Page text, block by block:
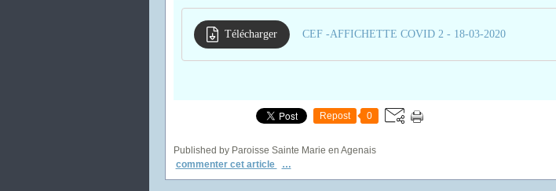
Télécharger CEF -AFFICHETTE COVID 2 - 18-03-2020
Repost 0
Published by Paroisse Sainte Marie en Agenais
commenter cet article
…